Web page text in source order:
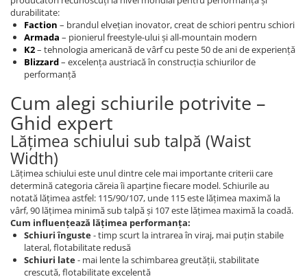
durabilitate:
Faction – brandul elvețian inovator, creat de schiori pentru schiori
Armada – pionierul freestyle-ului și all-mountain modern
K2– tehnologia americană de vârf cu peste 50 de ani de experiență
Blizzard– excelența austriacă în construcția schiurilor de
performanță
Cum alegi schiurile potrivite –
Ghid expert
Lățimea schiului sub talpă (Waist
Width)
Lățimea schiului este unul dintre cele mai importante criterii care
determină categoria căreia îi aparține fiecare model. Schiurile au
notată lățimea astfel: 115/90/107, unde 115 este lățimea maximă la
vârf, 90 lățimea minimă sub talpă și 107 este lățimea maximă la coadă.
Cum influențează lățimea performanța:
Schiuri înguste- timp scurt la intrarea în viraj, mai puțin stabile
lateral, flotabilitate redusă
Schiuri late- mai lente la schimbarea greutății, stabilitate
crescută, flotabilitate excelentă